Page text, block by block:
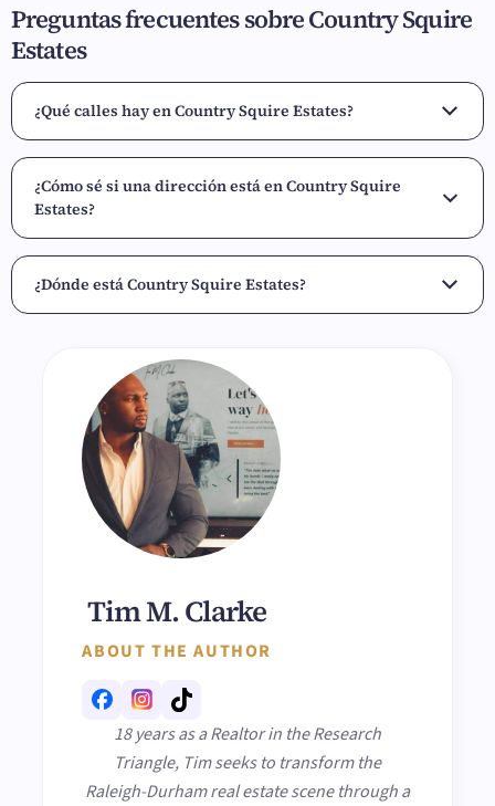
Preguntas frecuentes sobre Country Squire
Estates
¿Qué calles hay en Country Squire Estates?
¿Cómo sé si una dirección está en Country Squire
Estates?
¿Dónde está Country Squire Estates?
Tim M. Clarke
ABOUT THE AUTHOR
18 years as a Realtor in the Research
Triangle, Tim seeks to transform the
Raleigh-Durham real estate scene through a